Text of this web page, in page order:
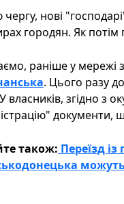
чергу, нові
городян. Як
раніше у мережі
. Цього разу
власників, згідно з
документи,
також: Переїзд